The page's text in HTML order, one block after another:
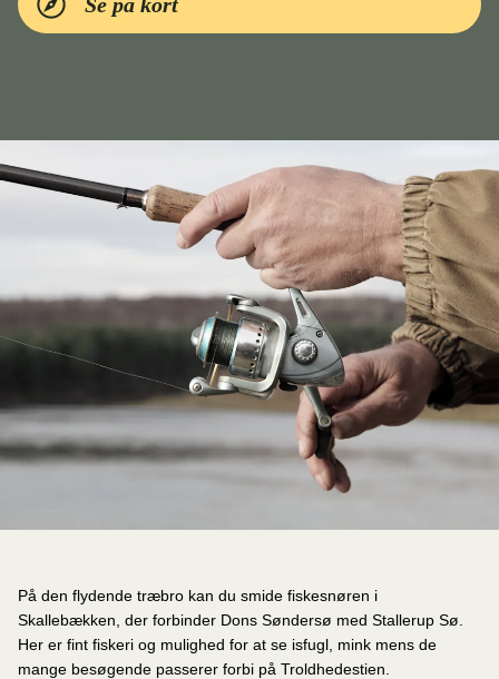
På den flydende træbro kan du smide fiskesnøren i
Skallebækken, der forbinder Dons Søndersø med Stallerup Sø.
Her er fint fiskeri og mulighed for at se isfugl, mink mens de
mange besøgende passerer forbi på Troldhedestien.